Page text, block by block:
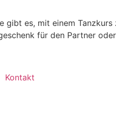
es, mit einem
für den Partner
Kontakt